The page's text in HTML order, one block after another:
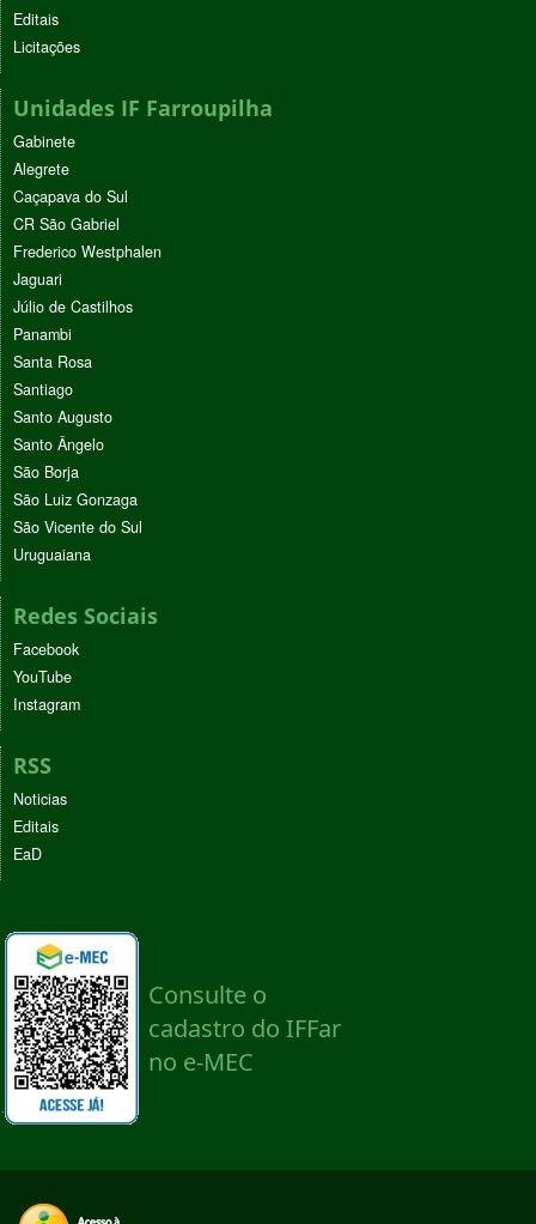
Editais
Licitações
Unidades IF Farroupilha
Gabinete
Alegrete
Caçapava do Sul
CR São Gabriel
Frederico Westphalen
Jaguari
Júlio de Castilhos
Panambi
Santa Rosa
Santiago
Santo Augusto
Santo Ângelo
São Borja
São Luiz Gonzaga
São Vicente do Sul
Uruguaiana
Redes Sociais
Facebook
YouTube
Instagram
RSS
Noticias
Editais
EaD